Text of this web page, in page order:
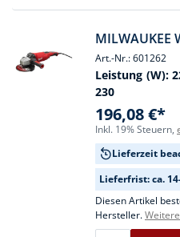
MILWAUKEE
Art.-Nr.: 601262
Leistung (W):
230
196,08 €*
Inkl. 19% Steuern,
Lieferzeit
Lieferfrist: ca.
Diesen Artikel
Hersteller.